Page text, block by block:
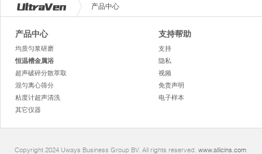
产品中心
产品中心
均质匀浆研磨
恒温槽金属浴
超声破碎分散萃取
混匀离心筛分
粘度计超声清洗
其它仪器
支持帮助
支持
隐私
视频
免责声明
电子样本
Copyright 2024 Uways Business Group BV. All rights reserved. www.allicins.com